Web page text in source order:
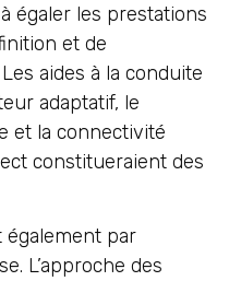
égaler les prestations
et de
aides à la conduite
adaptatif, le
et la connectivité
constitueraient des
également par
L’approche des